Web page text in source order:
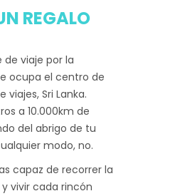
REGALO
viaje por la
ocupa el centro de
Sri Lanka.
a 10.000km de
del abrigo de tu
modo, no.
capaz de recorrer la
vivir cada rincón